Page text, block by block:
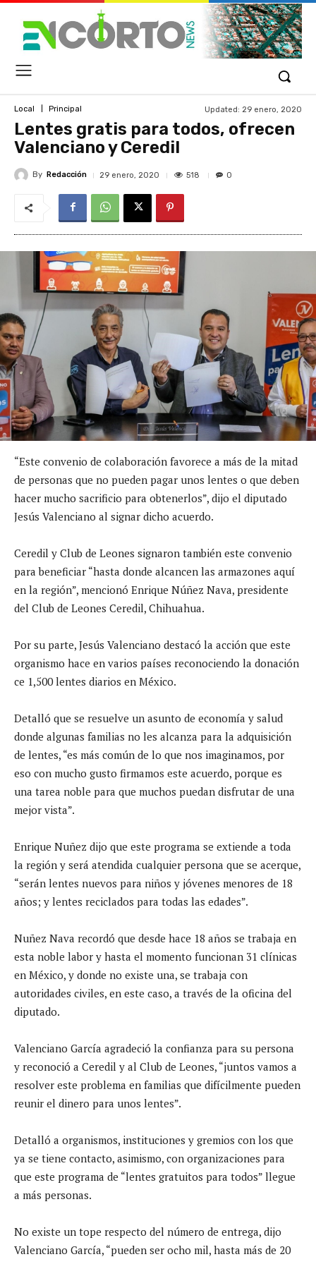
Local Principal Updated: 29 enero, 2020
Lentes gratis para todos, ofrecen
Valenciano y Ceredil
By Redacción 29 enero, 2020 518 0
“Este convenio de colaboración favorece a más de la mitad
de personas que no pueden pagar unos lentes o que deben
hacer mucho sacrificio para obtenerlos”, dijo el diputado
Jesús Valenciano al signar dicho acuerdo.
Ceredil y Club de Leones signaron también este convenio
para beneficiar “hasta donde alcancen las armazones aquí
en la región”, mencionó Enrique Núñez Nava, presidente
del Club de Leones Ceredil, Chihuahua.
Por su parte, Jesús Valenciano destacó la acción que este
organismo hace en varios países reconociendo la donación
ce 1,500 lentes diarios en México.
Detalló que se resuelve un asunto de economía y salud
donde algunas familias no les alcanza para la adquisición
de lentes, “es más común de lo que nos imaginamos, por
eso con mucho gusto firmamos este acuerdo, porque es
una tarea noble para que muchos puedan disfrutar de una
mejor vista”.
Enrique Nuñez dijo que este programa se extiende a toda
la región y será atendida cualquier persona que se acerque,
“serán lentes nuevos para niños y jóvenes menores de 18
años; y lentes reciclados para todas las edades”.
Nuñez Nava recordó que desde hace 18 años se trabaja en
esta noble labor y hasta el momento funcionan 31 clínicas
en México, y donde no existe una, se trabaja con
autoridades civiles, en este caso, a través de la oficina del
diputado.
Valenciano García agradeció la confianza para su persona
y reconoció a Ceredil y al Club de Leones, “juntos vamos a
resolver este problema en familias que difícilmente pueden
reunir el dinero para unos lentes”.
Detalló a organismos, instituciones y gremios con los que
ya se tiene contacto, asimismo, con organizaciones para
que este programa de “lentes gratuitos para todos” llegue
a más personas.
No existe un tope respecto del número de entrega, dijo
Valenciano García, “pueden ser ocho mil, hasta más de 20